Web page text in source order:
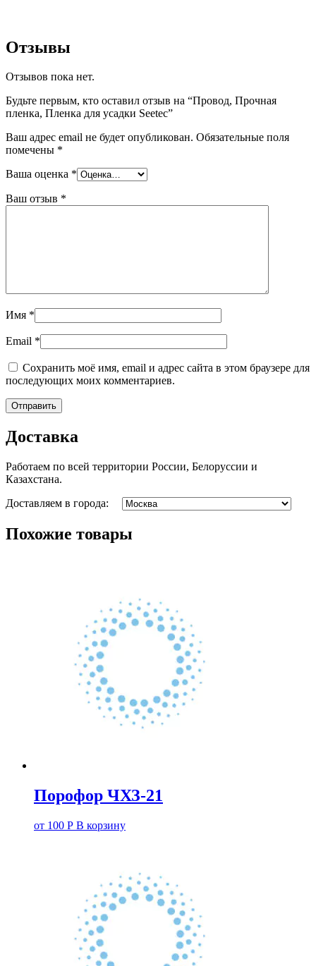
Отзывы
Отзывов пока нет.
Будьте первым, кто оставил отзыв на “Провод, Прочная
пленка, Пленка для усадки Seetec”
Ваш адрес email не будет опубликован. Обязательные поля
помечены *
Ваша оценка *
Ваш отзыв *
Имя *
Email *
Сохранить моё имя, email и адрес сайта в этом браузере для
последующих моих комментариев.
Доставка
Работаем по всей территории России, Белоруссии и
Казахстана.
Доставляем в города:
Похожие товары
Порофор ЧХЗ-21
от 100 Р В корзину